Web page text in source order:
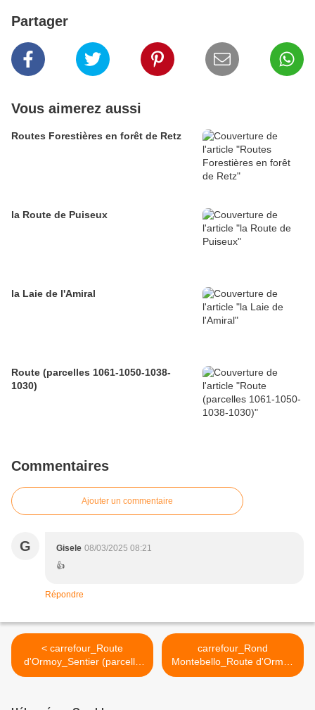
Partager
Vous aimerez aussi
Routes Forestières en forêt de Retz
la Route de Puiseux
la Laie de l'Amiral
Route (parcelles 1061-1050-1038-
1030)
Commentaires
Ajouter un commentaire
G Gisele 08/03/2025 08:21
👍
Répondre
< carrefour_Route
d'Ormoy_Sentier (parcelle
1321)
carrefour_Rond
Montebello_Route d'Ormoy
(1) >